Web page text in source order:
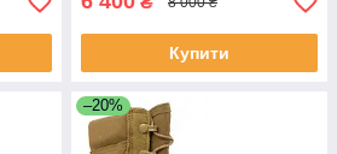
Купити
–20%